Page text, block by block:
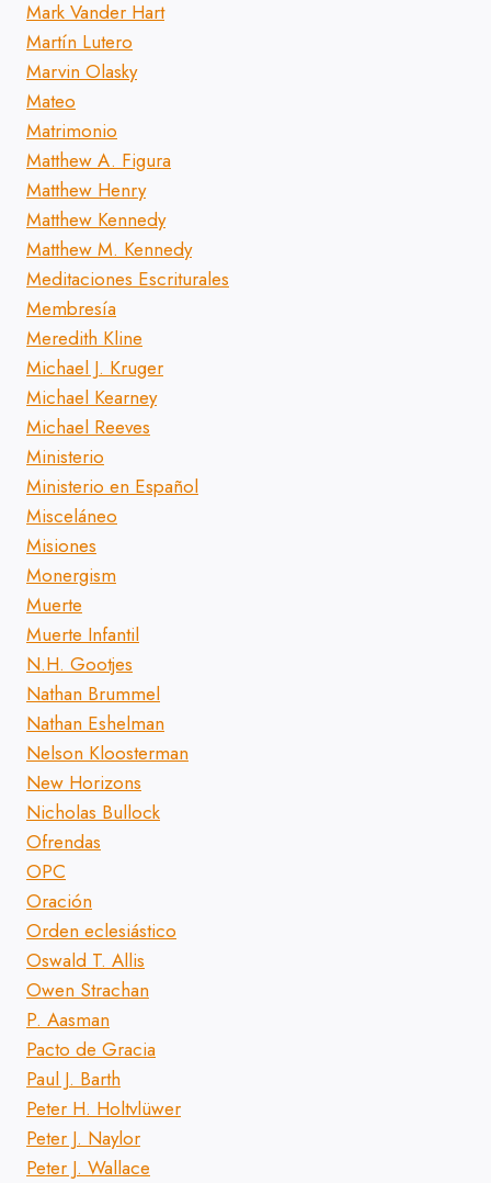
Mark Vander Hart
Martín Lutero
Marvin Olasky
Mateo
Matrimonio
Matthew A. Figura
Matthew Henry
Matthew Kennedy
Matthew M. Kennedy
Meditaciones Escriturales
Membresía
Meredith Kline
Michael J. Kruger
Michael Kearney
Michael Reeves
Ministerio
Ministerio en Español
Misceláneo
Misiones
Monergism
Muerte
Muerte Infantil
N.H. Gootjes
Nathan Brummel
Nathan Eshelman
Nelson Kloosterman
New Horizons
Nicholas Bullock
Ofrendas
OPC
Oración
Orden eclesiástico
Oswald T. Allis
Owen Strachan
P. Aasman
Pacto de Gracia
Paul J. Barth
Peter H. Holtvlüwer
Peter J. Naylor
Peter J. Wallace